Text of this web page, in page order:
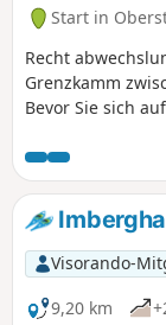
Start in
Recht
Grenzkamm
Bevor Sie sich
Visorando-
9,20 km